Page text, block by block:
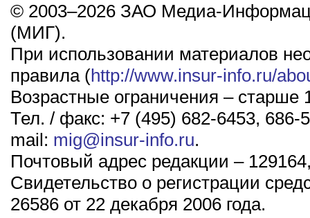
© 2003–2026 ЗАО Медиа-
(МИГ).
При использовании материалов
правила (http://www.insur-info.ru/
Возрастные ограничения – старше
Тел. / факс: +7 (495) 682-6453, 686-
mail: mig@insur-info.ru.
Почтовый адрес редакции –
Свидетельство о регистрации
26586 от 22 декабря 2006 года.